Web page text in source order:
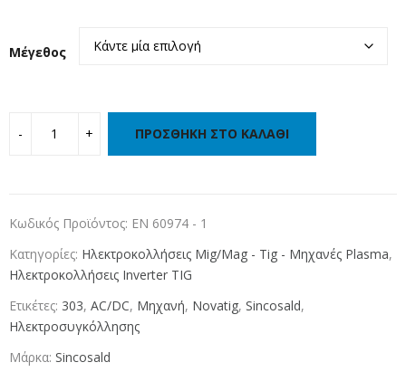
Μέγεθος
ΠΡΟΣΘΉΚΗ ΣΤΟ ΚΑΛΆΘΙ
Κωδικός Προϊόντος: EN 60974 - 1
Κατηγορίες: Ηλεκτροκολλήσεις Mig/Mag - Tig - Μηχανές Plasma,
Ηλεκτροκολλήσεις Ιnverter TIG
Ετικέτες: 303, AC/DC, Mηχανή, Novatig, Sincosald,
Ηλεκτροσυγκόλλησης
Μάρκα: Sincosald